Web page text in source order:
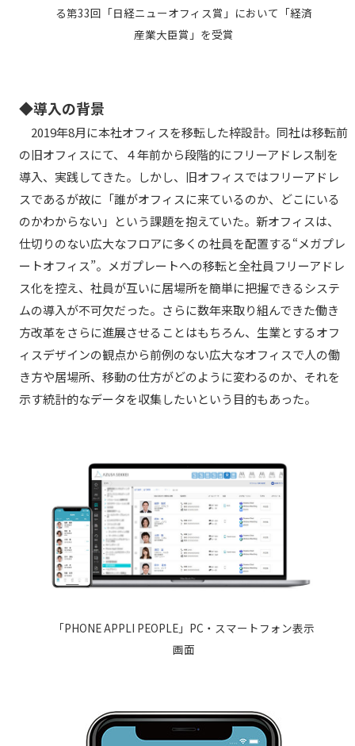
る第33回「日経ニューオフィス賞」において「経済
産業大臣賞」を受賞
◆導入の背景
2019年8月に本社オフィスを移転した梓設計。同社は移転前
の旧オフィスにて、４年前から段階的にフリーアドレス制を
導入、実践してきた。しかし、旧オフィスではフリーアドレ
スであるが故に「誰がオフィスに来ているのか、どこにいる
のかわからない」という課題を抱えていた。新オフィスは、
仕切りのない広大なフロアに多くの社員を配置する“メガプレ
ートオフィス”。メガプレートへの移転と全社員フリーアドレ
ス化を控え、社員が互いに居場所を簡単に把握できるシステ
ムの導入が不可欠だった。さらに数年来取り組んできた働き
方改革をさらに進展させることはもちろん、生業とするオフ
ィスデザインの観点から前例のない広大なオフィスで人の働
き方や居場所、移動の仕方がどのように変わるのか、それを
示す統計的なデータを収集したいという目的もあった。
「PHONE APPLI PEOPLE」PC・スマートフォン表示
画面